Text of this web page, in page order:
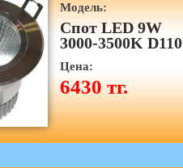
Модель:
Спот LED 9W
3000-3500K D110
Цена:
6430 тг.